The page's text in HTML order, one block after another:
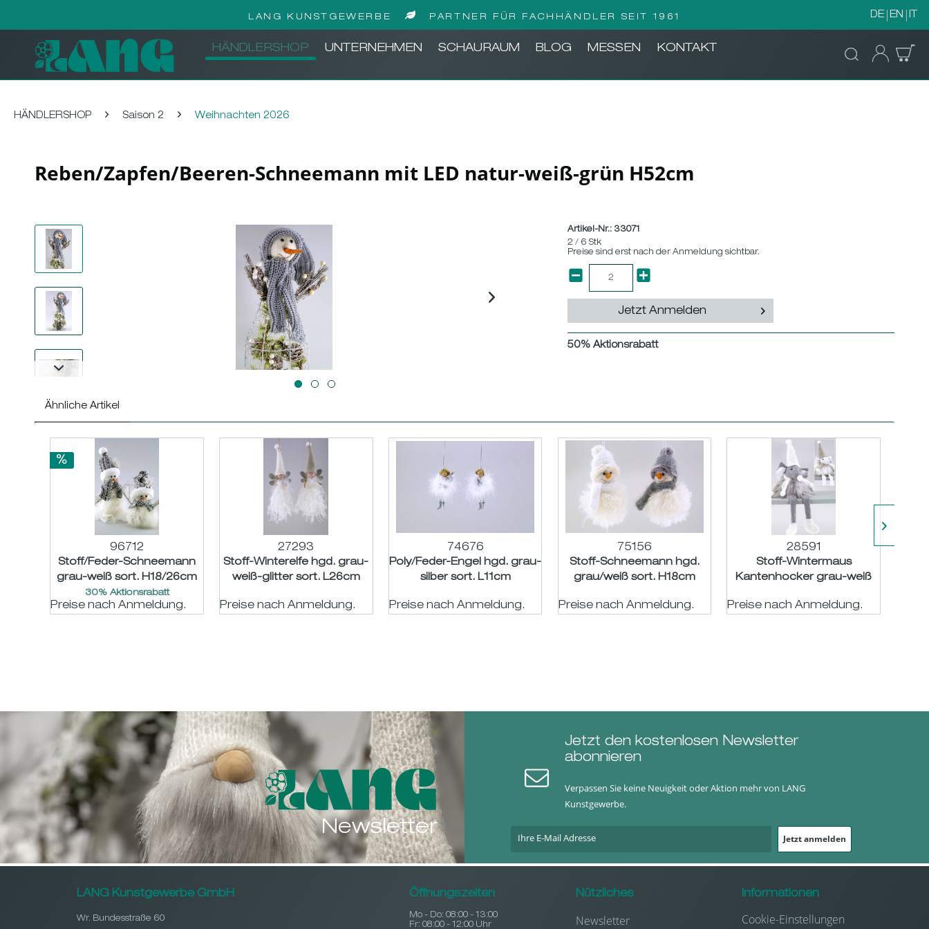
LANG KUNSTGEWERBE PARTNER FÜR FACHHÄNDLER SEIT 1961 DE EN IT
HÄNDLERSHOP UNTERNEHMEN SCHAURAUM BLOG MESSEN KONTAKT
HÄNDLERSHOP Saison 2 Weihnachten 2026
Reben/Zapfen/Beeren-Schneemann mit LED natur-weiß-grün H52cm
Artikel-Nr.: 33071
2 / 6 Stk
Preise sind erst nach der Anmeldung sichtbar.
Jetzt Anmelden
50% Aktionsrabatt
Ähnliche Artikel
96712
Stoff/Feder-Schneemann
grau-weiß sort. H18/26cm
30% Aktionsrabatt
Preise nach Anmeldung.
27293
Stoff-Winterelfe hgd. grau-
weiß-glitter sort. L26cm
Preise nach Anmeldung.
74676
Poly/Feder-Engel hgd. grau-
silber sort. L11cm
Preise nach Anmeldung.
75156
Stoff-Schneemann hgd.
grau/weiß sort. H18cm
Preise nach Anmeldung.
28591
Stoff-Wintermaus
Kantenhocker grau-weiß
Preise nach Anmeldung.
Newsletter
Jetzt den kostenlosen Newsletter
abonnieren
Verpassen Sie keine Neuigkeit oder Aktion mehr von LANG
Kunstgewerbe.
Jetzt anmelden
LANG Kunstgewerbe GmbH
Wr. Bundesstraße 60
Öffnungszeiten
Mo - Do: 08:00 - 13:00
Fr: 08:00 - 12:00 Uhr
Nützliches
Newsletter
Informationen
Cookie-Einstellungen